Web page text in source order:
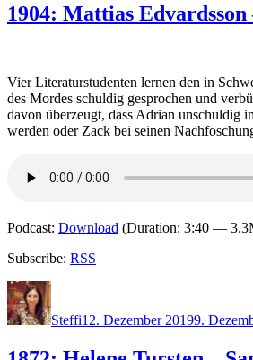
1904: Mattias
Vier Literaturstudenten lernen den in
des Mordes schuldig gesprochen und
davon überzeugt, dass Adrian unschuldig
werden oder Zack bei seinen
Podcast: Download (Duration: 3:40 —
Subscribe: RSS
Autor
Steffi12. Dezember 20199.